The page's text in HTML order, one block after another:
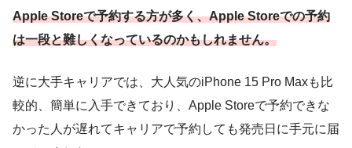
Apple Storeで予約する方が多く、Apple Storeでの予約
は一段と難しくなっているのかもしれません。
逆に大手キャリアでは、大人気のiPhone 15 Pro Maxも比
較的、簡単に入手できており、Apple Storeで予約できな
かった人が遅れてキャリアで予約しても発売日に手元に届